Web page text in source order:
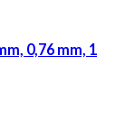
0,76 mm, 1